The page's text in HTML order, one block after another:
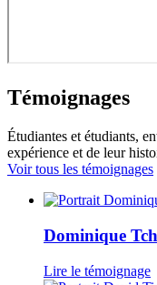
Témoignages
Étudiantes et étudiants,
expérience et de leur
Voir tous les témoignages
Dominique
Lire le témoignage